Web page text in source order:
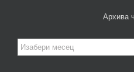
Архива
Архива
чланака